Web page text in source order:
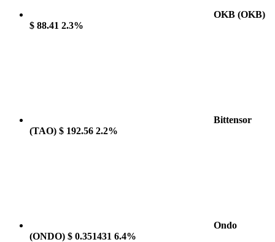
OKB (OKB)
$ 88.41 2.3%
Bittensor
(TAO) $ 192.56 2.2%
Ondo
(ONDO) $ 0.351431 6.4%